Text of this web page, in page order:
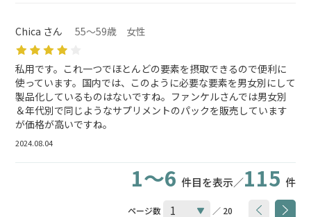
Chica さん 55～59歳 女性
私用です。これ一つでほとんどの要素を摂取できるので便利に
使っています。国内では、このように必要な要素を男女別にして
製品化しているものはないですね。ファンケルさんでは男女別
＆年代別で同じようなサプリメントのパックを販売しています
が価格が高いですね。
2024.08.04
1～6 件目を表示／115 件
ページ数 ／ 20